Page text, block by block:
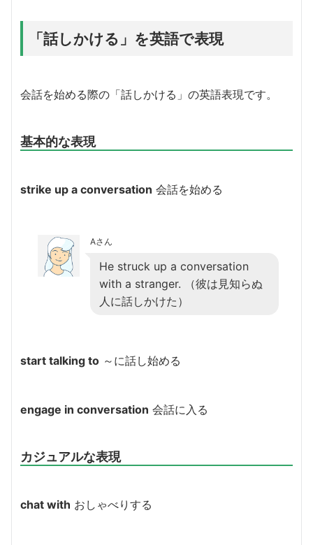
「話しかける」を英語で表現
会話を始める際の「話しかける」の英語表現です。
基本的な表現
strike up a conversation 会話を始める
Aさん
He struck up a conversation
with a stranger. （彼は見知らぬ
人に話しかけた）
start talking to ～に話し始める
engage in conversation 会話に入る
カジュアルな表現
chat with おしゃべりする